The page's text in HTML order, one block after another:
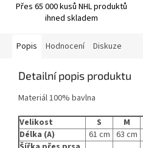
Přes 65 000 kusů NHL produktů
ihned skladem
Popis Hodnocení Diskuze
Detailní popis produktu
Materiál 100% bavlna
Velikost
S M
Délka (A)
61 cm 63 cm